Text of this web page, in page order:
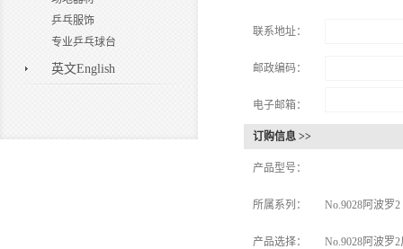
乒乓服饰
专业乒乓球台
英文English
联系地址：
邮政编码：
电子邮箱：
订购信息 >>
产品型号：
所属系列： No.9028阿波罗2
产品选择： No.9028阿波罗